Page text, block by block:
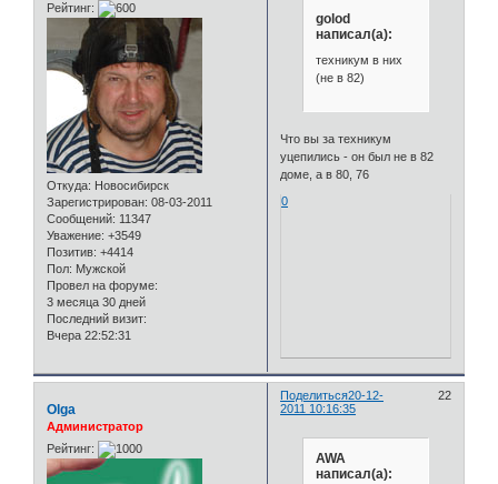
Рейтинг:
Откуда: Новосибирск
Зарегистрирован: 08-03-2011
Сообщений: 11347
Уважение: +3549
Позитив: +4414
Пол: Мужской
Провел на форуме:
3 месяца 30 дней
Последний визит:
Вчера 22:52:31
golod
написал(а):
техникум в них
(не в 82)
Что вы за техникум
уцепились - он был не в 82
доме, а в 80, 76
0
Поделиться 22
20-12-
2011 10:16:35
Olga
Администратор
Рейтинг:
AWA
написал(а):